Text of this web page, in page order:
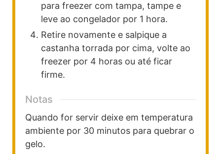
para freezer com tampa, tampe e
leve ao congelador por 1 hora.
Retire novamente e salpique a
castanha torrada por cima, volte ao
freezer por 4 horas ou até ficar
firme.
Notas
Quando for servir deixe em temperatura
ambiente por 30 minutos para quebrar o
gelo.